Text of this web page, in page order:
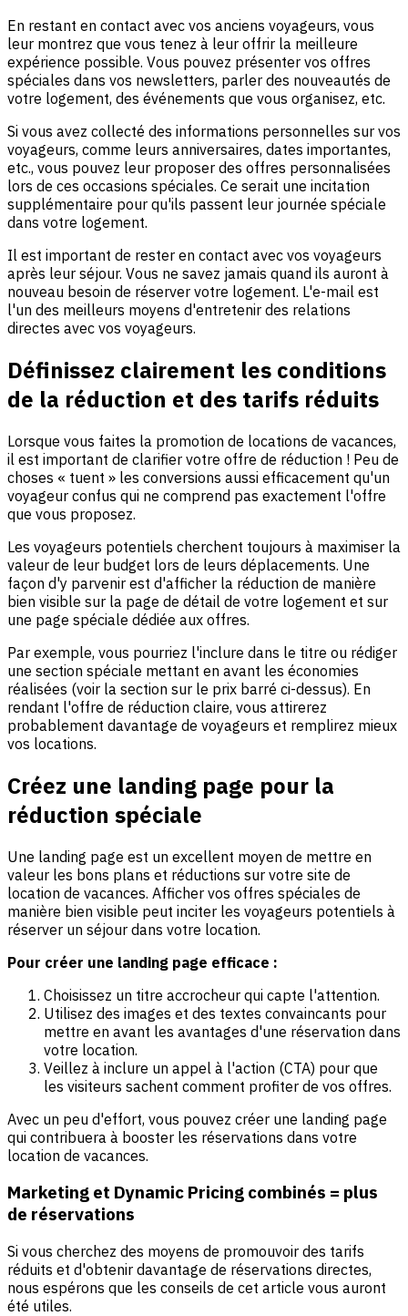
En restant en contact avec vos anciens voyageurs, vous
leur montrez que vous tenez à leur offrir la meilleure
expérience possible. Vous pouvez présenter vos offres
spéciales dans vos newsletters, parler des nouveautés de
votre logement, des événements que vous organisez, etc.
Si vous avez collecté des informations personnelles sur vos
voyageurs, comme leurs anniversaires, dates importantes,
etc., vous pouvez leur proposer des offres personnalisées
lors de ces occasions spéciales. Ce serait une incitation
supplémentaire pour qu'ils passent leur journée spéciale
dans votre logement.
Il est important de rester en contact avec vos voyageurs
après leur séjour. Vous ne savez jamais quand ils auront à
nouveau besoin de réserver votre logement. L'e-mail est
l'un des meilleurs moyens d'entretenir des relations
directes avec vos voyageurs.
Définissez clairement les conditions
de la réduction et des tarifs réduits
Lorsque vous faites la promotion de locations de vacances,
il est important de clarifier votre offre de réduction ! Peu de
choses « tuent » les conversions aussi efficacement qu'un
voyageur confus qui ne comprend pas exactement l'offre
que vous proposez.
Les voyageurs potentiels cherchent toujours à maximiser la
valeur de leur budget lors de leurs déplacements. Une
façon d'y parvenir est d'afficher la réduction de manière
bien visible sur la page de détail de votre logement et sur
une page spéciale dédiée aux offres.
Par exemple, vous pourriez l'inclure dans le titre ou rédiger
une section spéciale mettant en avant les économies
réalisées (voir la section sur le prix barré ci-dessus). En
rendant l'offre de réduction claire, vous attirerez
probablement davantage de voyageurs et remplirez mieux
vos locations.
Créez une landing page pour la
réduction spéciale
Une landing page est un excellent moyen de mettre en
valeur les bons plans et réductions sur votre site de
location de vacances. Afficher vos offres spéciales de
manière bien visible peut inciter les voyageurs potentiels à
réserver un séjour dans votre location.
Pour créer une landing page efficace :
Choisissez un titre accrocheur qui capte l'attention.
Utilisez des images et des textes convaincants pour
mettre en avant les avantages d'une réservation dans
votre location.
Veillez à inclure un appel à l'action (CTA) pour que
les visiteurs sachent comment profiter de vos offres.
Avec un peu d'effort, vous pouvez créer une landing page
qui contribuera à booster les réservations dans votre
location de vacances.
Marketing et Dynamic Pricing combinés = plus
de réservations
Si vous cherchez des moyens de promouvoir des tarifs
réduits et d'obtenir davantage de réservations directes,
nous espérons que les conseils de cet article vous auront
été utiles.